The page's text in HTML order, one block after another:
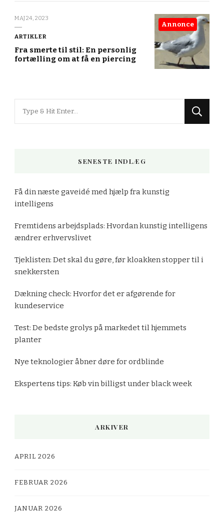
MAJ 24, 2023
ARTIKLER
Fra smerte til stil: En personlig
fortælling om at få en piercing
Annonce
SENESTE INDLÆG
Få din næste gaveidé med hjælp fra kunstig
intelligens
Fremtidens arbejdsplads: Hvordan kunstig intelligens
ændrer erhvervslivet
Tjeklisten: Det skal du gøre, før kloakken stopper til i
snekkersten
Dækning check: Hvorfor det er afgørende for
kundeservice
Test: De bedste grolys på markedet til hjemmets
planter
Nye teknologier åbner døre for ordblinde
Ekspertens tips: Køb vin billigst under black week
ARKIVER
APRIL 2026
FEBRUAR 2026
JANUAR 2026